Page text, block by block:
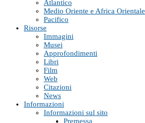
Atlantico
Medio Oriente e Africa Orientale
Pacifico
Risorse
Immagini
Musei
Approfondimenti
Libri
Film
Web
Citazioni
News
Informazioni
Informazioni sul sito
Premessa